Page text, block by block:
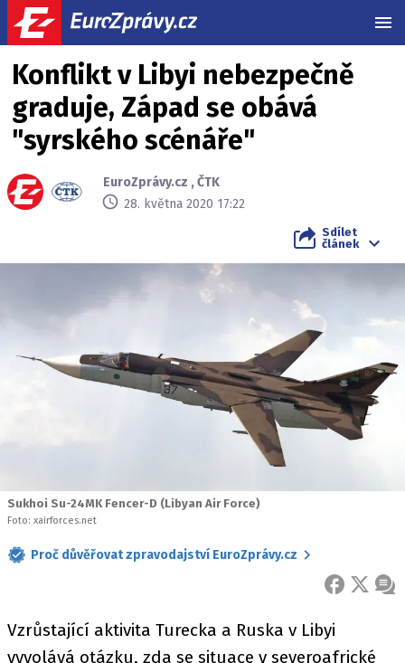
Konflikt v Libyi nebezpečně
graduje, Západ se obává
"syrského scénáře"
EuroZprávy.cz ,ČTK
28. května 2020 17:22
Sdílet
článek
Sukhoi Su-24MK Fencer-D (Libyan Air Force)
Foto: xairforces.net
Proč důvěřovat zpravodajství EuroZprávy.cz
FACEBOOK
X
Vzrůstající aktivita Turecka a Ruska v Libyi
vyvolává otázku, zda se situace v severoafrické